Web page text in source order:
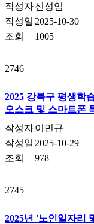
작성자신성임
작성일 2025-10-30
조회
1005
2746
2025 강북구 평생학
오스크 및 스마트폰
작성자이민규
작성일 2025-10-29
조회
978
2745
2025년 '노인일자리